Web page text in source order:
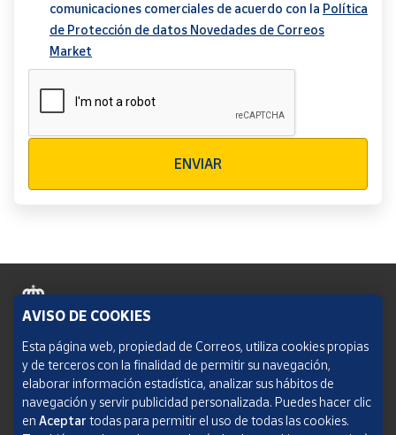
comunicaciones comerciales de acuerdo con la Política
de Protección de datos Novedades de Correos
Market
ENVIAR
Política de cookies
Aviso legal
Condiciones del servicio
AVISO DE COOKIES
Esta página web, propiedad de Correos, utiliza cookies propias
y de terceros con la finalidad de permitir su navegación,
elaborar información estadística, analizar sus hábitos de
navegación y servir publicidad personalizada. Puedes hacer clic
en Aceptar todas para permitir el uso de todas las cookies.